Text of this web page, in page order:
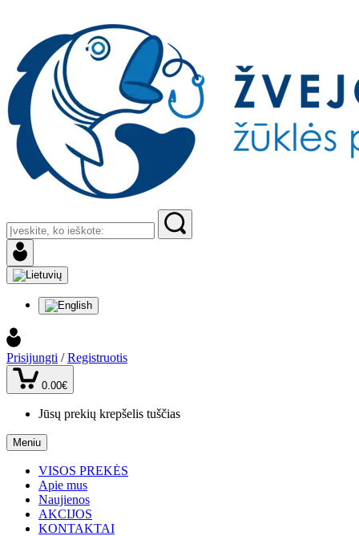
Prisijungti / Registruotis
0.00€
Jūsų prekių krepšelis tuščias
Meniu
VISOS PREKĖS
Apie mus
Naujienos
AKCIJOS
KONTAKTAI